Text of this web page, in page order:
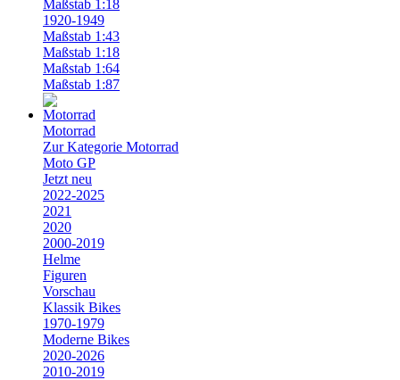
Maßstab 1:18
1920-1949
Maßstab 1:43
Maßstab 1:18
Maßstab 1:64
Maßstab 1:87
Motorrad
Zur Kategorie Motorrad
Moto GP
Jetzt neu
2022-2025
2021
2020
2000-2019
Helme
Figuren
Vorschau
Klassik Bikes
1970-1979
Moderne Bikes
2020-2026
2010-2019